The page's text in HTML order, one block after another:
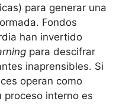
para generar una
Fondos
han invertido
para descifrar
inaprensibles. Si
operan como
proceso interno es